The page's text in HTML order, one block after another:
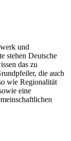
und
stehen Deutsche
das zu
die auch
wie Regionalität
eine